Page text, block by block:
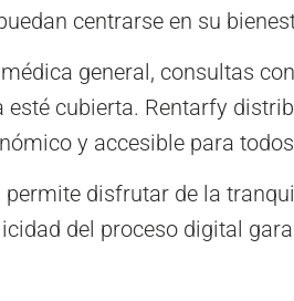
centrarse en su
general, consultas
cubierta. Rentarfy
y accesible para
disfrutar de la
del proceso digital